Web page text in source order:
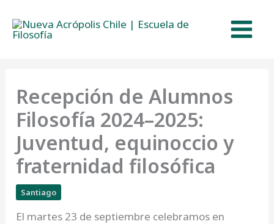
contenido
Recepción de Alumnos
Filosofía 2024–2025:
Juventud, equinoccio y
fraternidad filosófica
Santiago
El martes 23 de septiembre celebramos en